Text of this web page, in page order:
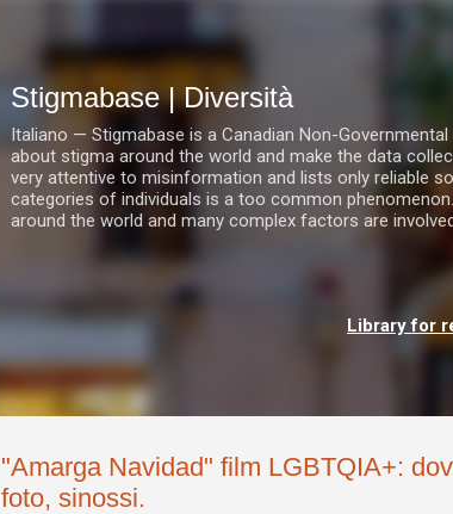
Passa ai contenuti principali
Stigmabase | Diversità
Italiano — Stigmabase is a Canadian Non-
about stigma around the world and make the data
very attentive to misinformation and lists only reliable
categories of individuals is a too common
around the world and many complex factors are
Library for
"Amarga Navidad" film LGBTQIA+:
foto, sinossi.